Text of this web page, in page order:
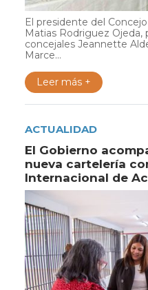
El presidente del
Matias Rodriguez Ojeda,
concejales Jeannette
Marce...
Leer más +
ACTUALIDAD
El Gobierno
nueva cartelería
Internacional de